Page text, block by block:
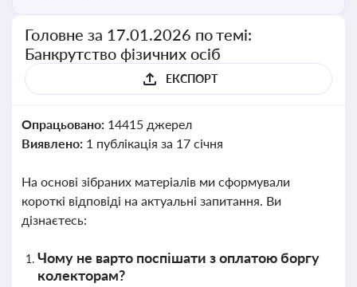
Головне за 17.01.2026 по темі:
Банкрутство фізичних осіб
ЕКСПОРТ
Опрацьовано: 14415 джерел
Виявлено: 1 публікація за 17 січня
На основі зібраних матеріалів ми сформували
короткі відповіді на актуальні запитання. Ви
дізнаєтесь:
Чому не варто поспішати з оплатою боргу
колекторам?